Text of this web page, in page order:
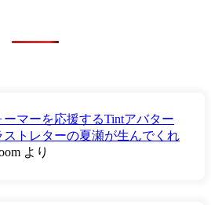
ーマーを応援するTintアバター
ストレターの夏瀬が生んでくれ
より